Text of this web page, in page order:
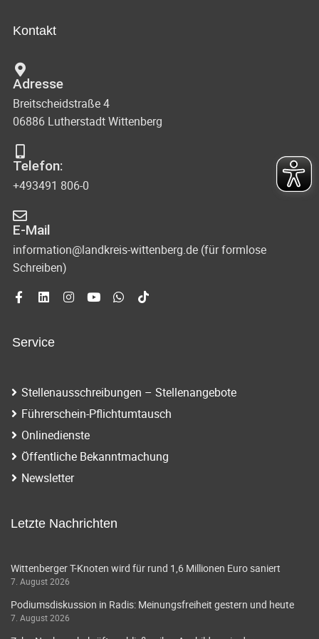
Kontakt
Adresse
Breitscheidstraße 4
06886 Lutherstadt Wittenberg
Telefon:
+493491 806-0
E-Mail
information@landkreis-wittenberg.de (für formlose
Schreiben)
Service
Stellenausschreibungen – Stellenangebote
Führerschein-Pflichtumtausch
Onlinedienste
Öffentliche Bekanntmachung
Newsletter
Letzte Nachrichten
Wittenberger T-Knoten wird für rund 1,6 Millionen Euro saniert
7. August 2026
Podiumsdiskussion in Radis: Meinungsfreiheit gestern und heute
7. August 2026